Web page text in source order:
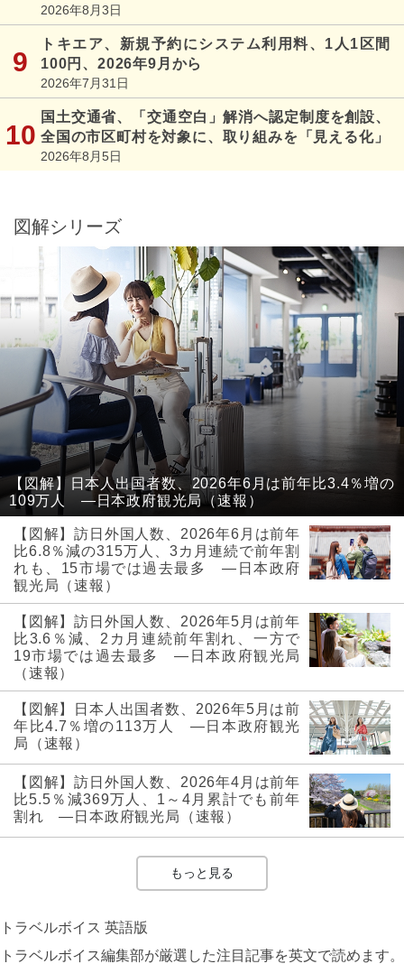
2026年8月3日
トキエア、新規予約にシステム利用料、1人1区間
100円、2026年9月から
2026年7月31日
国土交通省、「交通空白」解消へ認定制度を創設、
全国の市区町村を対象に、取り組みを「見える化」
2026年8月5日
図解シリーズ
【図解】日本人出国者数、2026年6月は前年比3.4％増の
109万人 ―日本政府観光局（速報）
【図解】訪日外国人数、2026年6月は前年
比6.8％減の315万人、3カ月連続で前年割
れも、15市場では過去最多 ―日本政府
観光局（速報）
【図解】訪日外国人数、2026年5月は前年
比3.6％減、2カ月連続前年割れ、一方で
19市場では過去最多 ―日本政府観光局
（速報）
【図解】日本人出国者数、2026年5月は前
年比4.7％増の113万人 ―日本政府観光
局（速報）
【図解】訪日外国人数、2026年4月は前年
比5.5％減369万人、1～4月累計でも前年
割れ ―日本政府観光局（速報）
もっと見る
トラベルボイス 英語版
トラベルボイス編集部が厳選した注目記事を英文で読めます。